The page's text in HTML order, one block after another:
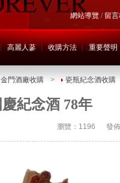
網站導覽 / 留
高麗人蔘 收購方法 重要聲明
金門酒廠收購 > 瓷瓶紀念酒收購
慶紀念酒 78年
瀏覽：1196 發佈